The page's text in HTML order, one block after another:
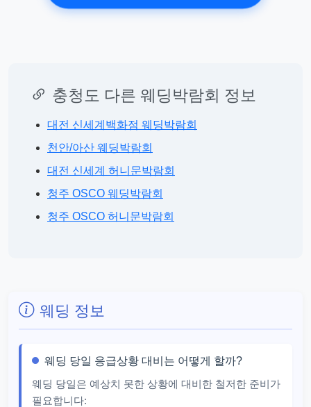
충청도 다른 웨딩박람회 정보
대전 신세계백화점 웨딩박람회
천안/아산 웨딩박람회
대전 신세계 허니문박람회
청주 OSCO 웨딩박람회
청주 OSCO 허니문박람회
웨딩 정보
웨딩 당일 응급상황 대비는 어떻게 할까?
웨딩 당일은 예상치 못한 상황에 대비한 철저한 준비가
필요합니다: